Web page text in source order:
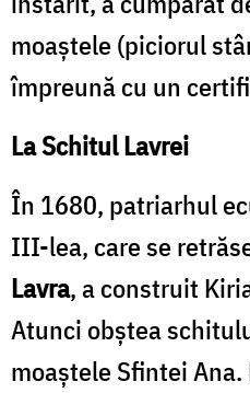
moaştele (piciorul
împreună cu un
La Schitul Lavrei
În 1680, patriarhul
III-lea, care se
Lavra, a construit
Atunci obştea
moaștele Sfintei